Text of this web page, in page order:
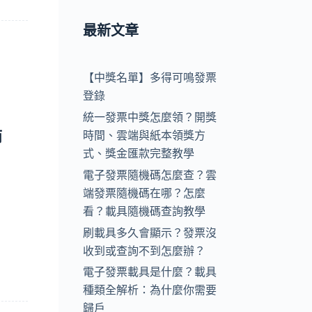
最新文章
【中獎名單】多得可鳴發票
登錄
統一發票中獎怎麼領？開獎
時間、雲端與紙本領獎方
式、獎金匯款完整教學
電子發票隨機碼怎麼查？雲
端發票隨機碼在哪？怎麼
看？載具隨機碼查詢教學
刷載具多久會顯示？發票沒
收到或查詢不到怎麼辦？
電子發票載具是什麼？載具
種類全解析：為什麼你需要
歸戶